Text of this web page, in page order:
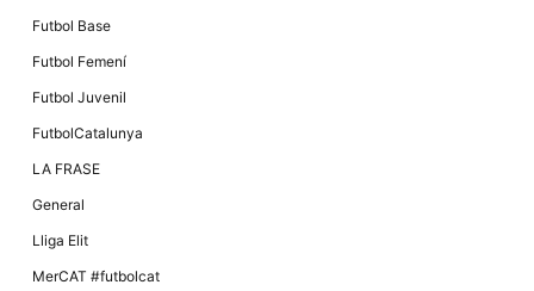
Futbol Base
Futbol Femení
Futbol Juvenil
FutbolCatalunya
LA FRASE
General
Lliga Elit
MerCAT #futbolcat